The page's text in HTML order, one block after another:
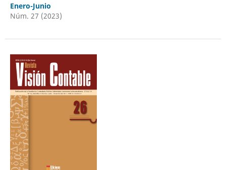
Enero-Junio
Núm. 27 (2023)